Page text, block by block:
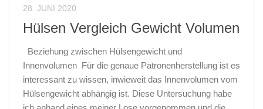
28. JUNI 2020
Hülsen Vergleich Gewicht Volumen
Beziehung zwischen Hülsengewicht und
Innenvolumen Für die genaue Patronenherstellung ist es
interessant zu wissen, inwieweit das Innenvolumen vom
Hülsengewicht abhängig ist. Diese Untersuchung habe